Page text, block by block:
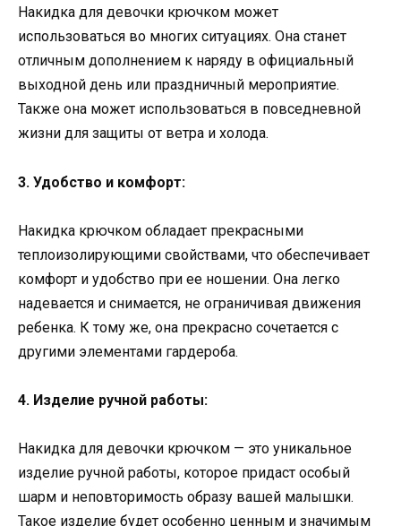
Накидка для девочки крючком может
использоваться во многих ситуациях. Она станет
отличным дополнением к наряду в официальный
выходной день или праздничный мероприятие.
Также она может использоваться в повседневной
жизни для защиты от ветра и холода.
3. Удобство и комфорт:
Накидка крючком обладает прекрасными
теплоизолирующими свойствами, что обеспечивает
комфорт и удобство при ее ношении. Она легко
надевается и снимается, не ограничивая движения
ребенка. К тому же, она прекрасно сочетается с
другими элементами гардероба.
4. Изделие ручной работы:
Накидка для девочки крючком — это уникальное
изделие ручной работы, которое придаст особый
шарм и неповторимость образу вашей малышки.
Такое изделие будет особенно ценным и значимым